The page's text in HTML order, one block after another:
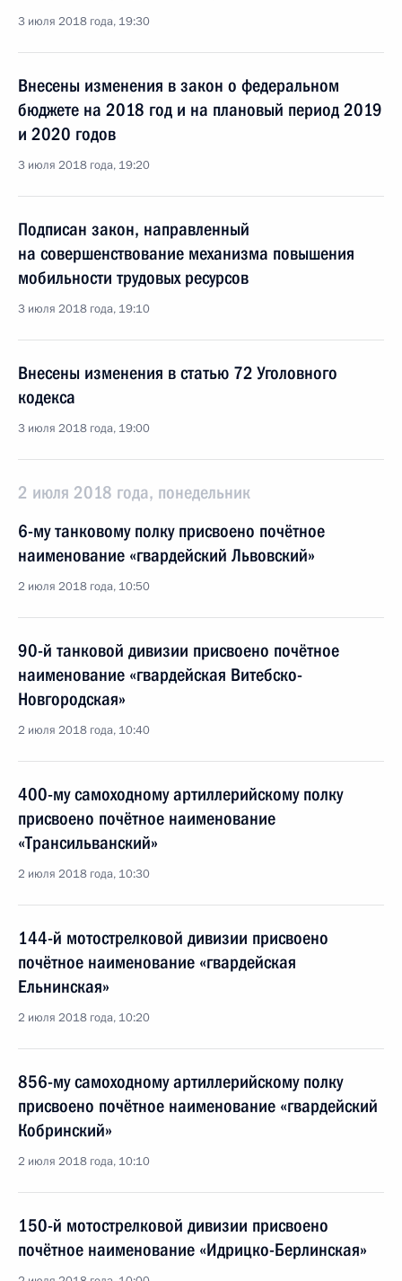
3 июля 2018 года, 19:30
Внесены изменения в закон о федеральном
бюджете на 2018 год и на плановый период 2019
и 2020 годов
3 июля 2018 года, 19:20
Подписан закон, направленный
на совершенствование механизма повышения
мобильности трудовых ресурсов
3 июля 2018 года, 19:10
Внесены изменения в статью 72 Уголовного
кодекса
3 июля 2018 года, 19:00
2 июля 2018 года, понедельник
6-му танковому полку присвоено почётное
наименование «гвардейский Львовский»
2 июля 2018 года, 10:50
90-й танковой дивизии присвоено почётное
наименование «гвардейская Витебско-
Новгородская»
2 июля 2018 года, 10:40
400-му самоходному артиллерийскому полку
присвоено почётное наименование
«Трансильванский»
2 июля 2018 года, 10:30
144-й мотострелковой дивизии присвоено
почётное наименование «гвардейская
Ельнинская»
2 июля 2018 года, 10:20
856-му самоходному артиллерийскому полку
присвоено почётное наименование «гвардейский
Кобринский»
2 июля 2018 года, 10:10
150-й мотострелковой дивизии присвоено
почётное наименование «Идрицко-Берлинская»